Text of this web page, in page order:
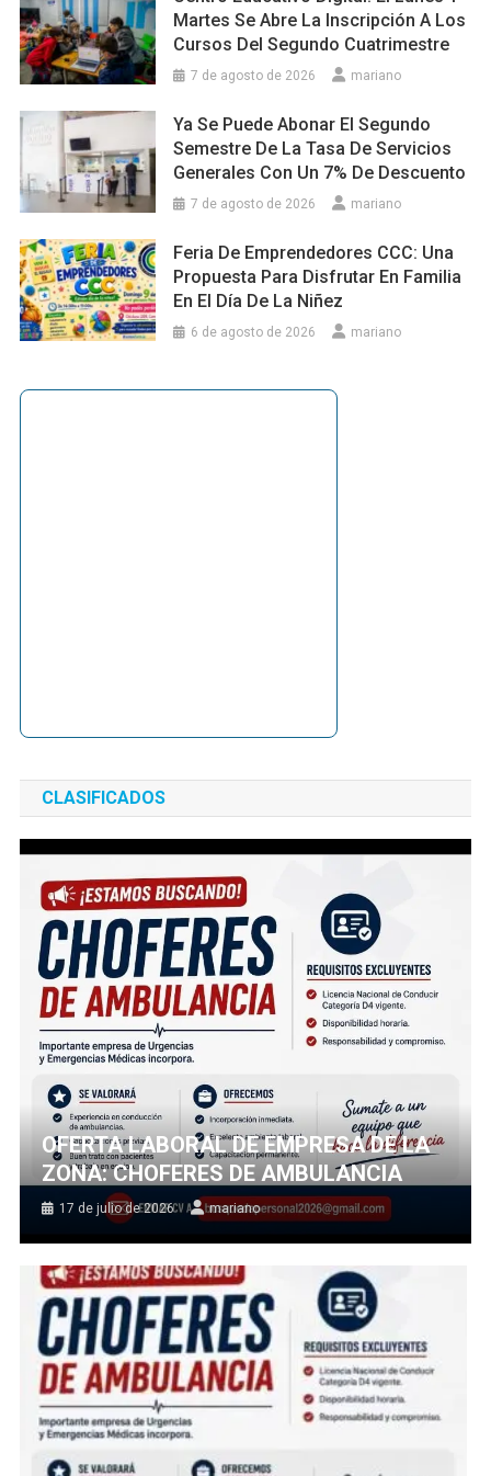
Martes Se Abre La Inscripción A Los
Cursos Del Segundo Cuatrimestre
7 de agosto de 2026 mariano
Ya Se Puede Abonar El Segundo
Semestre De La Tasa De Servicios
Generales Con Un 7% De Descuento
7 de agosto de 2026 mariano
Feria De Emprendedores CCC: Una
Propuesta Para Disfrutar En Familia
En El Día De La Niñez
6 de agosto de 2026 mariano
CLASIFICADOS
OFERTA LABORAL DE EMPRESA DE LA
ZONA: CHOFERES DE AMBULANCIA
17 de julio de 2026 mariano